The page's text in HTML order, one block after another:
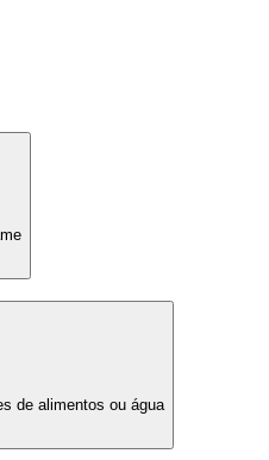
de alimentos ou água